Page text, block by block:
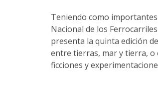
Teniendo como
Nacional de los
presenta la quinta edición
entre tierras, mar y tierra, o
ficciones y